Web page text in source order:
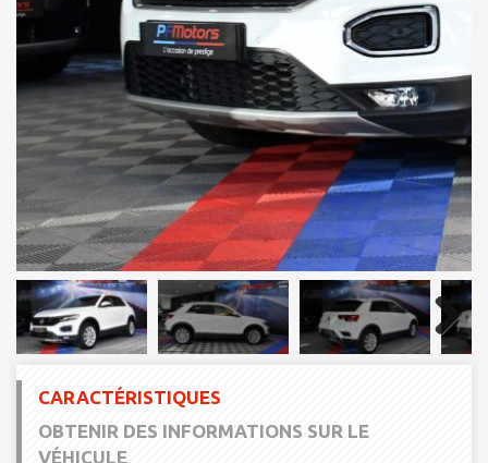
Next
CARACTÉRISTIQUES
OBTENIR DES INFORMATIONS SUR LE
VÉHICULE